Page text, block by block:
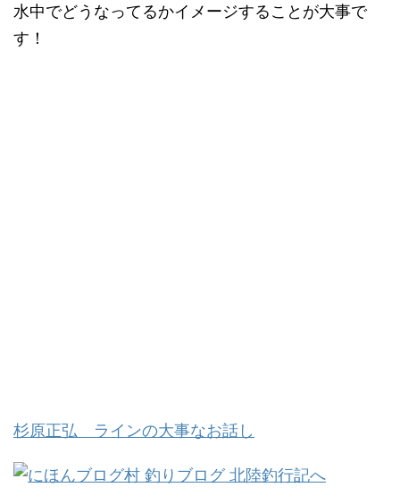
水中でどうなってるかイメージすることが大事で
す！
杉原正弘 ラインの大事なお話し